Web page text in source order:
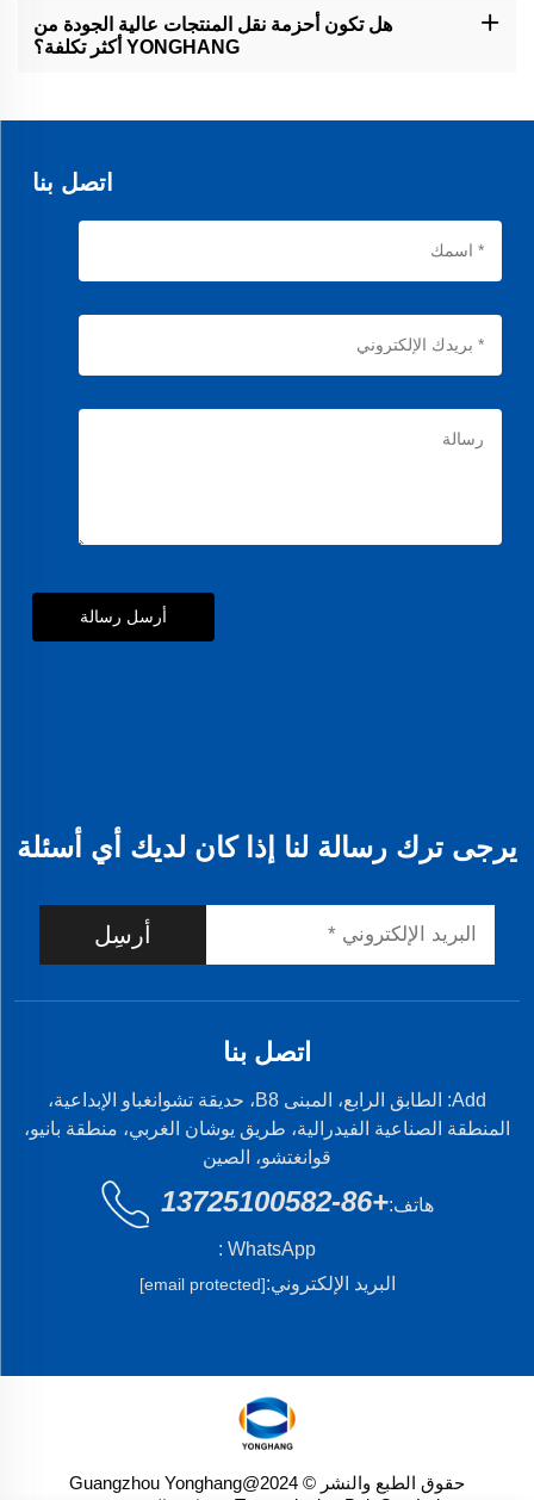
الصناعات، بما في ذلك التصنيع، والتصفيح، والتغليف، ونقل المواد. تصميمها
ووظيفيتها يجعلانها قابلة للتكيّف مع احتياجات تشغيلية مختلفة.
هل تكون أحزمة نقل المنتجات عالية الجودة من
YONGHANG أكثر تكلفة؟
التضحية بالجودة.
اتصل بنا
أرسل رسالة
يرجى ترك رسالة لنا إذا كان لديك أي أسئلة
أرسِل
اتصل بنا
Add: الطابق الرابع، المبنى B8، حديقة تشوانغباو الإبداعية،
المنطقة الصناعية الفيدرالية، طريق يوشان الغربي، منطقة بانيو،
قوانغتشو، الصين
هاتف:+86-13725100582
WhatsApp :
البريد الإلكتروني:[email protected]
حقوق الطبع والنشر © 2024@Guangzhou Yonghang